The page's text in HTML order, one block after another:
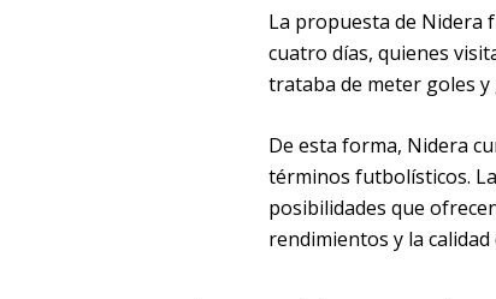
La propuesta de Nidera
cuatro días, quienes
trataba de meter goles
De esta forma, Nidera
términos futbolísticos.
posibilidades que
rendimientos y la